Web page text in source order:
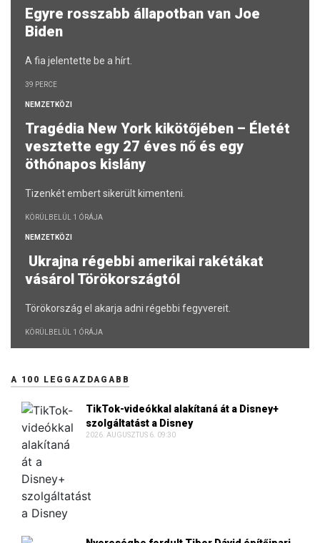
Egyre rosszabb állapotban van Joe
Biden
A fia jelentette be a hírt.
39 PERCE
NEMZETKÖZI
Tragédia New York kikötőjében – Életét
vesztette egy 27 éves nő és egy
öthónapos kislány
Tizenkét embert sikerült kimenteni.
KÖRÜLBELÜL 1 ÓRÁJA
NEMZETKÖZI
Ukrajna régebbi amerikai rakétákat
vásárol Törökországtól
Törökország el akarja adni régebbi fegyvereit.
KÖRÜLBELÜL 1 ÓRÁJA
A 100 LEGGAZDAGABB
TikTok-videókkal alakítaná át a Disney+
szolgáltatást a Disney
2026. AUGUSZTUS 6. 09:30